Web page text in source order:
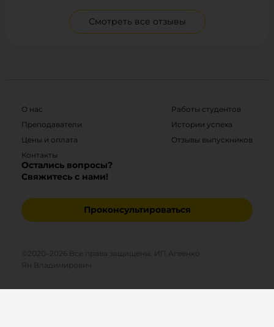
Смотреть все отзывы
О нас
Преподаватели
Цены и оплата
Контакты
Работы студентов
Истории успеха
Отзывы выпускников
©2020– 2026 Все права защищены. ИП Агеенко
Ян Владимирович
Остались вопросы?
Свяжитесь с нами!
Проконсультироваться